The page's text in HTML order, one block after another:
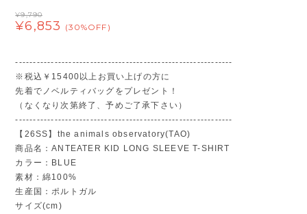
¥9,790
¥6,853 (30%OFF)
-------------------------------------------------------------
※税込￥15400以上お買い上げの方に
先着でノベルティバッグをプレゼント！
（なくなり次第終了、予めご了承下さい）
-------------------------------------------------------------
【26SS】the animals observatory(TAO)
商品名：ANTEATER KID LONG SLEEVE T-SHIRT
カラー：BLUE
素材：綿100%
生産国：ポルトガル
サイズ(cm)